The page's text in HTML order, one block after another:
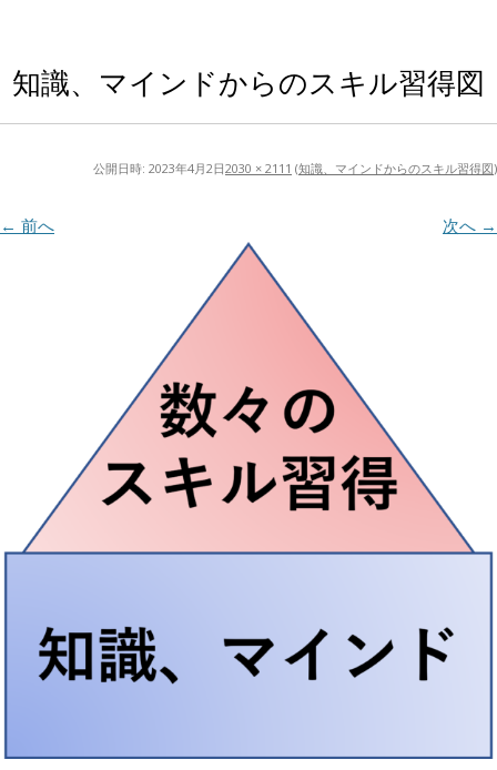
知識、マインドからのスキル習得図
公開日時: 2023年4月2日2030 × 2111 (知識、マインドからのスキル習得図)
← 前へ 次へ →